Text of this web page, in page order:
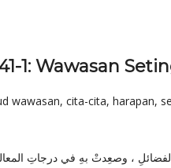
wawasan, cita-cita, harapan,